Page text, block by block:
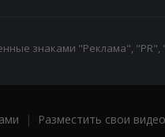
знаками "Реклама",
| Разместить свои